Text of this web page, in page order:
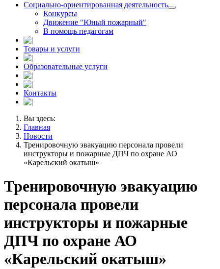
Социально-ориентированная деятельность
Конкурсы
Движение "Юный пожарный"
В помощь педагогам
Товары и услуги
Образовательные услуги
Контакты
Вы здесь:
Главная
Новости
Тренировочную эвакуацию персонала провели
инструкторы и пожарные ДПЧ по охране АО
«Карельский окатыш»
Тренировочную эвакуацию
персонала провели
инструкторы и пожарные
ДПЧ по охране АО
«Карельский окатыш»